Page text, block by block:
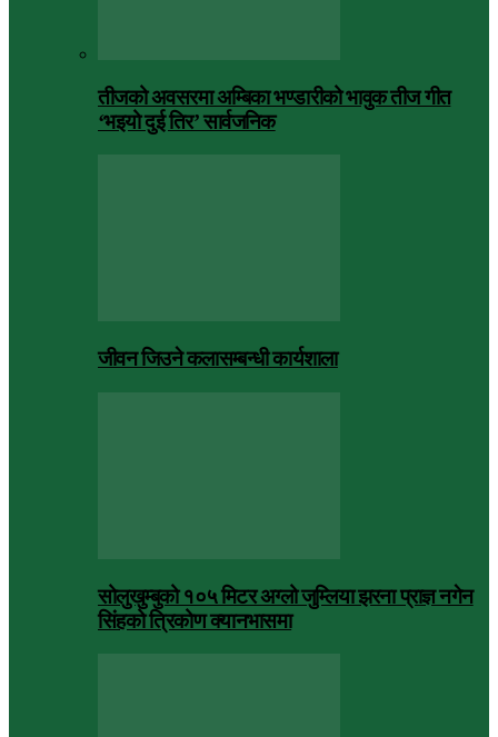
तीजको अवसरमा अम्बिका भण्डारीको भावुक तीज गीत
‘भइयो दुई तिर’ सार्वजनिक
जीवन जिउने कलासम्बन्धी कार्यशाला
सोलुखुम्बुको १०५ मिटर अग्लो जुम्लिया झरना प्राज्ञ नगेन
सिंहको त्रिकोण क्यानभासमा